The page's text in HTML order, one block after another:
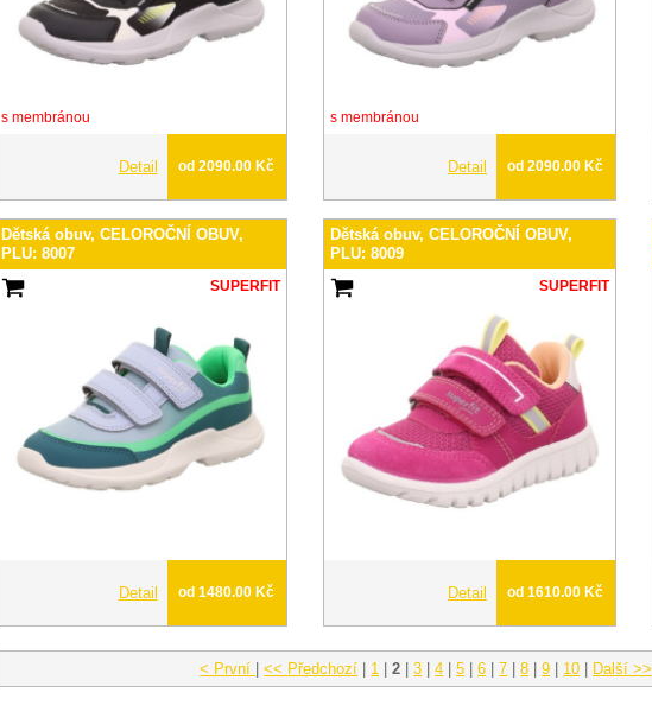
s membránou
Detail od 2090.00 Kč
s membránou
Detail od 2090.00 Kč
Dětská obuv, CELOROČNÍ OBUV,
PLU: 8007
SUPERFIT
Detail od 1480.00 Kč
Dětská obuv, CELOROČNÍ OBUV,
PLU: 8009
SUPERFIT
Detail od 1610.00 Kč
< První |<< Předchozí 1 |2 |3 |4 |5 |6 |7 |8 |9 10 Další >>